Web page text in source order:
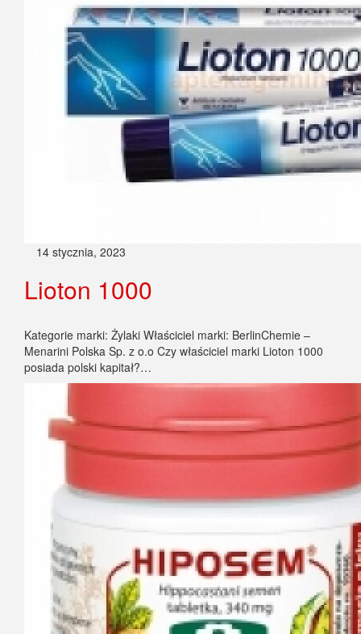
14 stycznia, 2023
Lioton 1000
Kategorie marki: Żylaki Właściciel marki: BerlinChemie –
Menarini Polska Sp. z o.o Czy właściciel marki Lioton 1000
posiada polski kapitał?…